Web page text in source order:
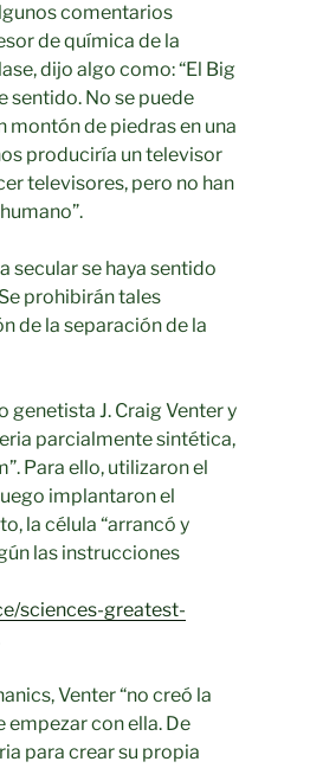
comentarios
de química de la
dijo algo como: “El Big
sentido. No se puede
montón de piedras en una
produciría un televisor
televisores, pero no han
secular se haya sentido
prohibirán tales
de la separación de la
genetista J. Craig Venter y
parcialmente sintética,
Para ello, utilizaron el
implantaron el
la célula “arrancó y
las instrucciones
sciences-greatest-
Venter “no creó la
empezar con ella. De
para crear su propia